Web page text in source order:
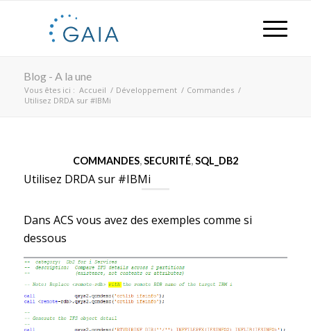
Blog - A la une
Vous êtes ici : Accueil / Développement / Commandes /
Utilisez DRDA sur #IBMi
COMMANDES,SECURITÉ,SQL_DB2
Utilisez DRDA sur #IBMi
Dans ACS vous avez des exemples comme si
dessous